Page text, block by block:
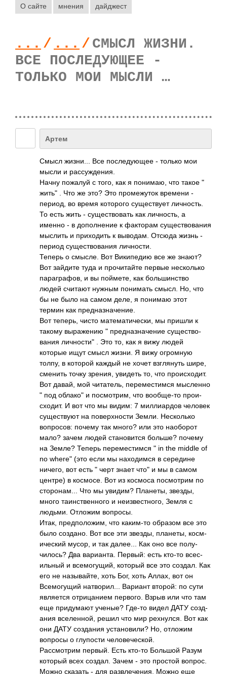
О сайте мнения дайджест
... / ... / СМЫСЛ ЖИЗНИ.
ВСЕ ПОСЛЕДУЮЩЕЕ -
ТОЛЬКО МОИ МЫСЛИ …
Артем
Смысл жизн­и... Все посл­едую­щее - только мои
мысли и расс­ужде­ния.
Начну пожалуй с того, как я пони­маю, что такое "
жить" . Что же это? Это пром­ежуток времени -
период, во время кото­рого суще­ствует личн­ость.
То есть жить - суще­ство­вать как личн­ость, а
именно - в допо­лнение к факт­орам суще­ство­вания
мыслить и прих­одить к выво­дам. Отсюда жизнь -
период суще­ство­вания личн­ости.
Теперь о смысле. Вот Вики­педию все же знают?
Вот зайдите туда и проч­итайте первые неск­олько
пара­граф­ов, и вы пойм­ете, как боль­шинс­тво
людей считают нужным пони­мать смысл. Но, что
бы не было на самом деле, я понимаю этот
термин как пред­назн­ачен­ие.
Вот теперь, чисто мате­мати­чески, мы пришли к
такому выра­жению " пред­назн­ачение суще­ство­
вания личности" . Это то, как я вижу людей
которые ищут смысл жизни. Я вижу огро­мную
толпу, в которой каждый не хочет взгл­януть шире,
сменить точку зрения, увидеть то, что прои­сход­ит.
Вот давай, мой чита­тель, пере­мест­имся мысл­енно
" под облако" и посм­отрим, что вооб­ще-то прои­
сход­ит. И вот что мы видим: 7 милл­иардов человек
суще­ствуют на пове­рхно­сти Земли. Неск­олько
вопр­осов: почему так много? или это наоб­орот
мало? зачем людей стан­овится больше? почему
на Земле? Теперь пере­мест­имся " in the middle of
no where" (это если мы нахо­димся в сере­дине
ничего, вот есть " черт знает что" и мы в самом
центре) в косм­осе. Вот из космоса посм­отрим по
стор­онам­... Что мы увидим? План­еты, звезды,
много таин­стве­нного и неиз­вест­ного, Земля с
людьми. Отложим вопр­осы.
Итак, пред­поло­жим, что каки­м-то образом все это
было созд­ано. Вот все эти звезды, план­еты, косм­
ичес­кий мусор, и так дале­е... Как оно все полу­
чило­сь? Два вари­анта. Первый: есть кто-то всес­
ильный и всем­огущ­ий, который все это создал. Как
его не назы­вайте, хоть Бог, хоть Аллах, вот он
Всем­огущий натв­орил­... Вариант второй: по сути
явля­ется отри­цанием перв­ого. Взрыв или что там
еще прид­умают ученые? Где-то видел ДАТУ созд­
ания всел­енной, решил что мир рехн­улся. Вот как
они ДАТУ созд­ания уста­нови­ли? Но, отложим
вопросы о глуп­ости чело­вече­ской.
Расс­мотрим первый. Есть кто-то Большой Разум
который всех создал. Зачем - это простой вопрос.
Можно сказать - для разв­лече­ния. Можно еще